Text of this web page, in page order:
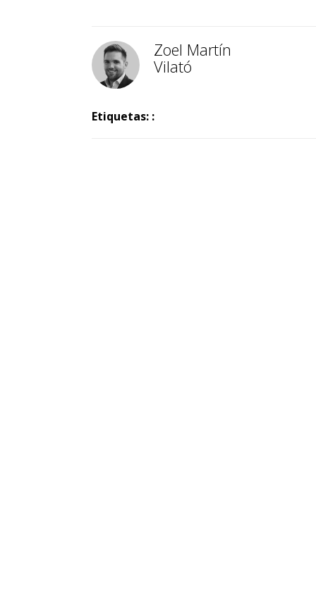
Zoel Martín
Vilató
Etiquetas: